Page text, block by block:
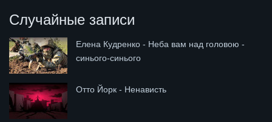
Случайные записи
Елена Кудренко - Неба вам над головою -
синього-синього
Отто Йорк - Ненависть